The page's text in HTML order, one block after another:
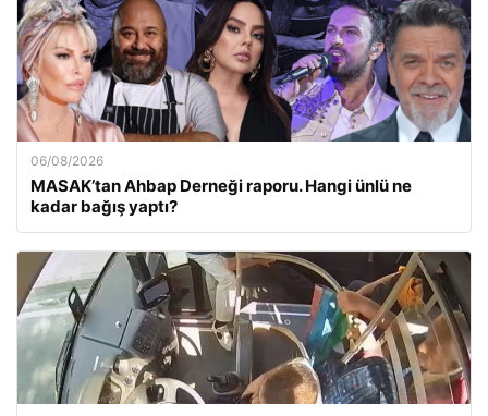
06/08/2026
MASAK’tan Ahbap Derneği raporu. Hangi ünlü ne
kadar bağış yaptı?